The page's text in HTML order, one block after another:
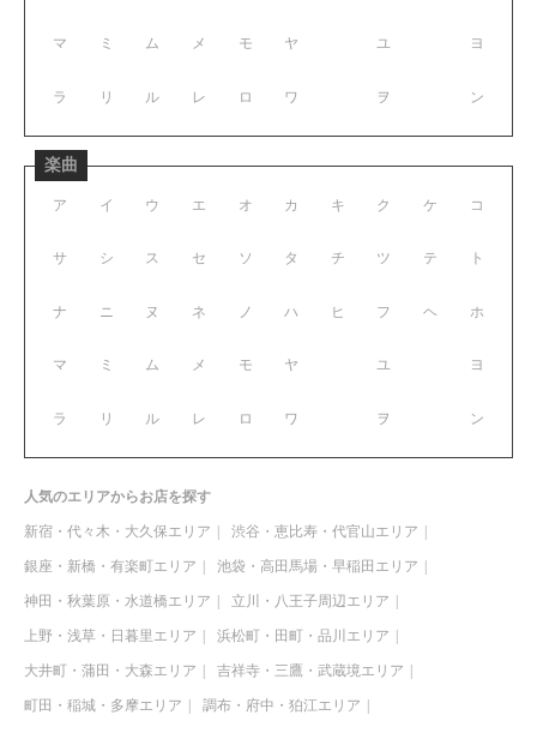
マ ミ ム メ モ
ラ リ ル レ ロ
ヤ ユ ヨ
ワ ヲ ン
楽曲
ア イ ウ エ オ
サ シ ス セ ソ
ナ ニ ヌ ネ ノ
マ ミ ム メ モ
ラ リ ル レ ロ
カ キ ク ケ コ
タ チ ツ テ ト
ハ ヒ フ ヘ ホ
ヤ ユ ヨ
ワ ヲ ン
人気のエリアからお店を探す
新宿・代々木・大久保エリア 渋谷・恵比寿・代官山エリア
銀座・新橋・有楽町エリア 池袋・高田馬場・早稲田エリア
神田・秋葉原・水道橋エリア 立川・八王子周辺エリア
上野・浅草・日暮里エリア 浜松町・田町・品川エリア
大井町・蒲田・大森エリア 吉祥寺・三鷹・武蔵境エリア
町田・稲城・多摩エリア 調布・府中・狛江エリア